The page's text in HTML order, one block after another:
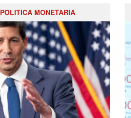
POLITICA MONETARIA